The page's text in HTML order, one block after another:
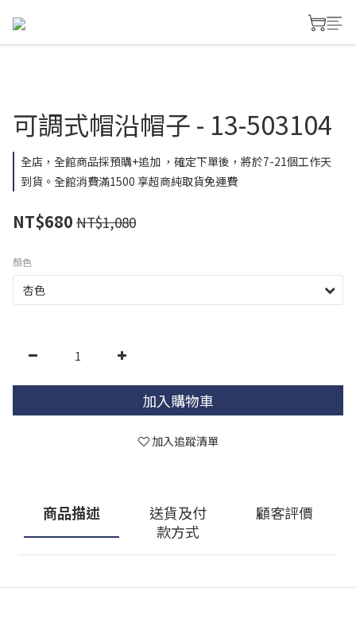
可調式帽沿帽子 - 13-503104
全店，全館商品採預購+追加 ，確定下單後，將於7-21個工作天
到貨。全館消費滿1500 享超商純取貨免運費
NT$680 NT$1,080
顏色
加入購物車
加入追蹤清單
商品描述
送貨及付
款方式
顧客評價